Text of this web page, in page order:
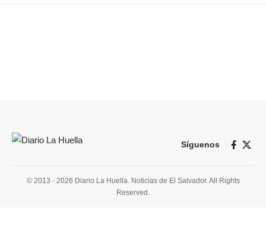
Síguenos
© 2013 - 2026 Diario La Huella. Noticias de El Salvador. All Rights
Reserved.